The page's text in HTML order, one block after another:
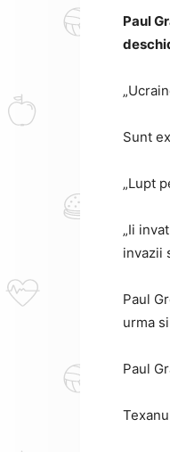
Paul
Sunt
„Lupt
„Ii
invazii
Paul
urma
Paul